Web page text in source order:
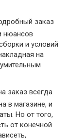
заказ
нюансов
и условий
на
заказ всегда
в магазине, и
Но от того,
от конечной